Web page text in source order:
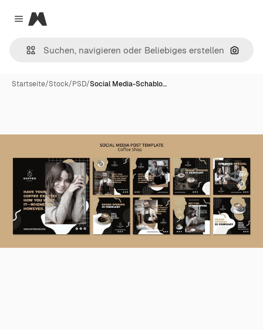
Close menu
Magnific
Nach
Startseite/Stock/PSD/Social Media-Schablo…